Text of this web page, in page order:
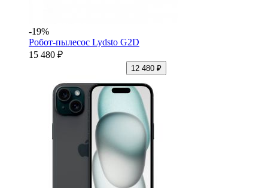
-19%
Робот-пылесос Lydsto G2D
15 480 ₽
12 480 ₽